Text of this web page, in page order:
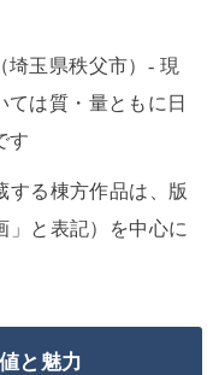
（埼玉県秩父市）- 現
は質・量ともに日
す
する棟方作品は、版
」と表記）を中心に
と魅力